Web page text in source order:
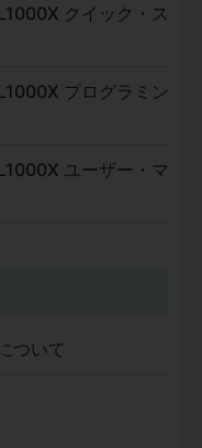
クイック・ス
プログラミン
ユーザー・マ
ついて